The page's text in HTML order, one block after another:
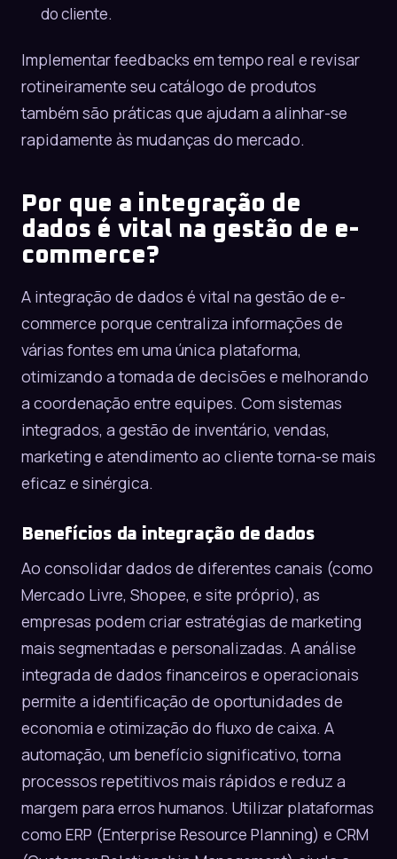
do cliente.
Implementar feedbacks em tempo real e revisar
rotineiramente seu catálogo de produtos
também são práticas que ajudam a alinhar-se
rapidamente às mudanças do mercado.
Por que a integração de
dados é vital na gestão de e-
commerce?
A integração de dados é vital na gestão de e-
commerce porque centraliza informações de
várias fontes em uma única plataforma,
otimizando a tomada de decisões e melhorando
a coordenação entre equipes. Com sistemas
integrados, a gestão de inventário, vendas,
marketing e atendimento ao cliente torna-se mais
eficaz e sinérgica.
Benefícios da integração de dados
Ao consolidar dados de diferentes canais (como
Mercado Livre, Shopee, e site próprio), as
empresas podem criar estratégias de marketing
mais segmentadas e personalizadas. A análise
integrada de dados financeiros e operacionais
permite a identificação de oportunidades de
economia e otimização do fluxo de caixa. A
automação, um benefício significativo, torna
processos repetitivos mais rápidos e reduz a
margem para erros humanos. Utilizar plataformas
como ERP (Enterprise Resource Planning) e CRM